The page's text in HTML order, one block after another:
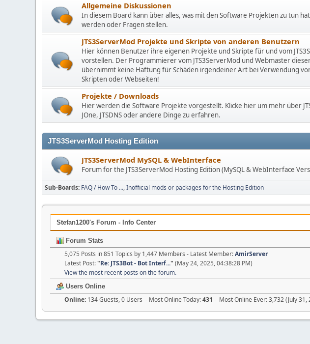
Allgemeine Diskussionen
In diesem Board kann über alles, was mit den Software Projekten zu tun
werden oder Fragen stellen.
JTS3ServerMod Projekte und Skripte von anderen Benutzern
Hier können Benutzer ihre eigenen Projekte und Skripte für und vom
vorstellen. Der Programmierer vom JTS3ServerMod und Webmaster
übernimmt keine Haftung für Schäden irgendeiner Art bei Verwendung
Skripten oder Webseiten!
Projekte / Downloads
Hier werden die Software Projekte vorgestellt. Klicke hier um mehr über
JOne, JTSDNS oder andere Dinge zu erfahren.
JTS3ServerMod Hosting Edition
JTS3ServerMod MySQL & WebInterface
Forum for the JTS3ServerMod Hosting Edition (MySQL & WebInterface
Sub-Boards FAQ / How To ... Inofficial mods or packages for the Hosting Edition
Stefan1200's Forum - Info Center
Forum Stats
5,075 Posts in 851 Topics by 1,447 Members - Latest Member:AmirServer
Latest Post:"Re: JTS3Bot - Bot Interf..." (May 24, 2025, 04:38:28 PM)
View the most recent posts on the forum.
Users Online
Online: 134 Guests, 0 Users - Most Online Today:431 - Most Online Ever: 3,732 (July 31,